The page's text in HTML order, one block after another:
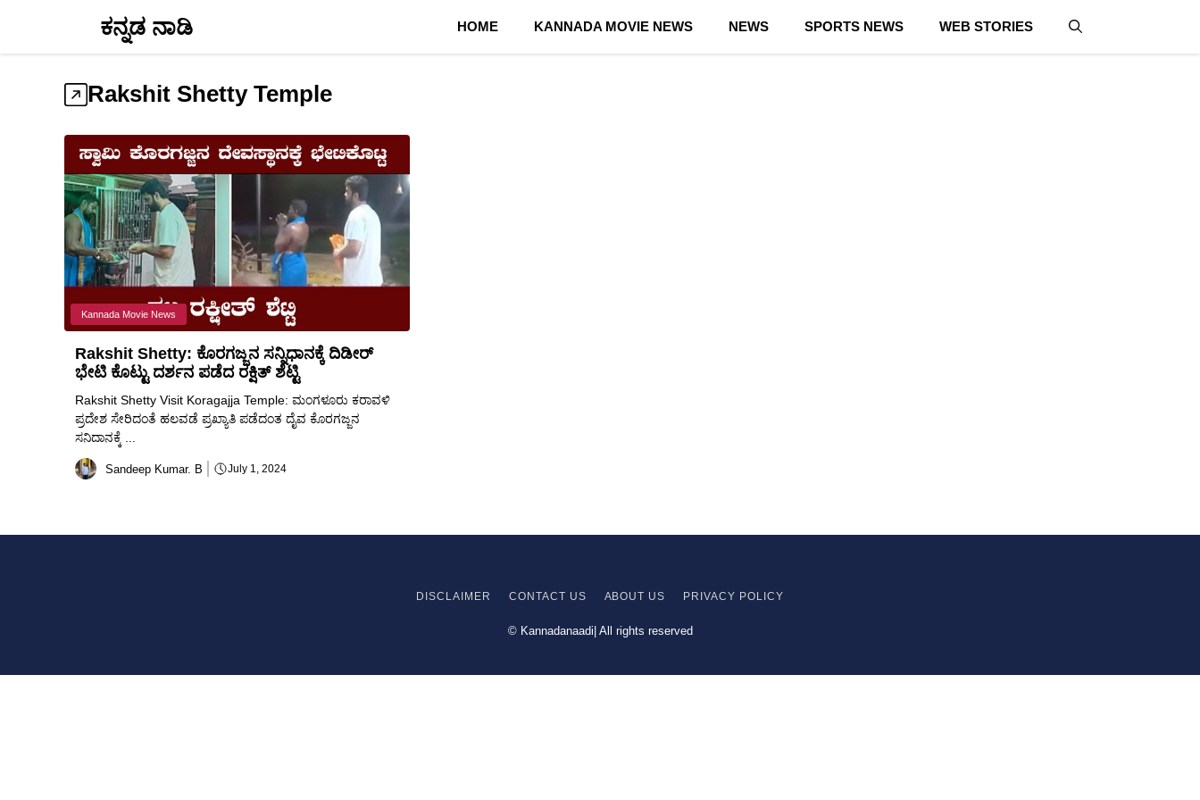
ಕನ್ನಡ ನಾಡಿ HOME KANNADA MOVIE NEWS NEWS SPORTS NEWS WEB STORIES
Rakshit Shetty Temple
Kannada Movie News
Rakshit Shetty: ಕೊರಗಜ್ಜನ ಸನ್ನಿಧಾನಕ್ಕೆ ದಿಡೀರ್
ಭೇಟಿ ಕೊಟ್ಟು ದರ್ಶನ ಪಡೆದ ರಕ್ಷಿತ್ ಶೆಟ್ಟಿ
Rakshit Shetty Visit Koragajja Temple: ಮಂಗಳೂರು ಕರಾವಳಿ
ಪ್ರದೇಶ ಸೇರಿದಂತೆ ಹಲವಡೆ ಪ್ರಖ್ಯಾತಿ ಪಡೆದಂತ ದೈವ ಕೊರಗಜ್ಜನ
ಸನಿದಾನಕ್ಕೆ ...
Sandeep Kumar. B July 1, 2024
DISCLAIMER CONTACT US ABOUT US PRIVACY POLICY
© Kannadanaadi| All rights reserved